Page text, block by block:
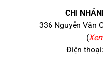
CHI
336 Nguyễn Văn
(
Điện thoại: